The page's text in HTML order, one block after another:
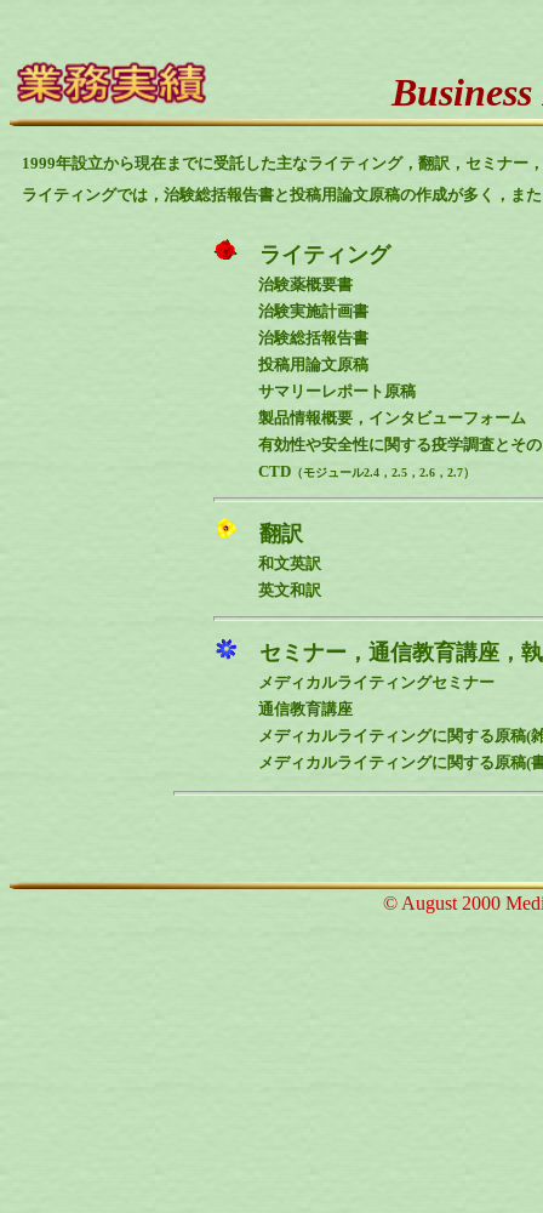
1999年設立から現在までに受託した主なライティング，翻訳，セミナー
ライティングでは，治験総括報告書と投稿用論文原稿の作成が多く，ま
ライティング
治験薬概要書
治験実施計画書
治験総括報告書
投稿用論文原稿
サマリーレポート原稿
製品情報概要，インタビューフォーム
有効性や安全性に関する疫学調査とそ
CTD （モジュール2.4，2.5，2.6，2.7）
翻訳
和文英訳
英文和訳
セミナー，通信教育講座，
メディカルライティングセミナー
通信教育講座
メディカルライティングに関する原稿(
メディカルライティングに関する原稿(
© August 2000